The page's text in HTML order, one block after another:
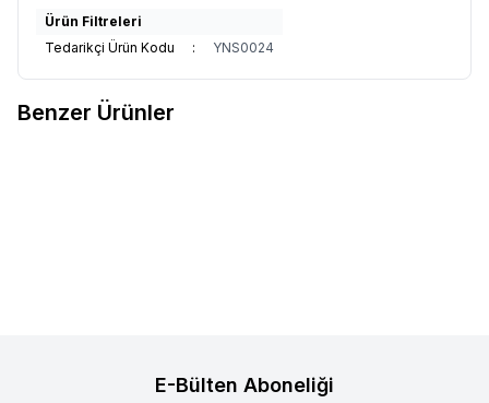
Ürün Filtreleri
Tedarikçi Ürün Kodu
: YNS0024
Benzer Ürünler
E-Bülten Aboneliği